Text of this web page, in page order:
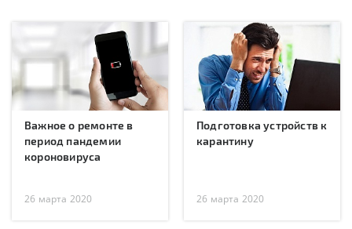
Важное о ремонте в
период пандемии
короновируса
26 марта 2020
Подготовка устройств к
карантину
26 марта 2020